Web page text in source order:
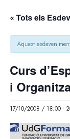
« Tots els
Aquest
Curs
i
17/10/2008 / 18:00 -